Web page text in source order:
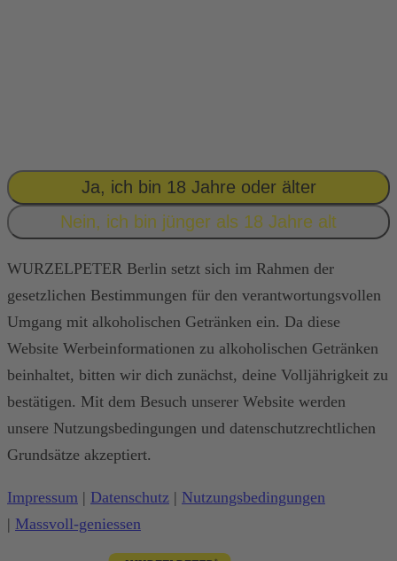
Ja, ich bin 18 Jahre oder älter
Nein, ich bin jünger als 18 Jahre alt
WURZELPETER Berlin setzt sich im Rahmen der
gesetzlichen Bestimmungen für den verantwortungsvollen
Umgang mit alkoholischen Getränken ein. Da diese
Website Werbeinformationen zu alkoholischen Getränken
beinhaltet, bitten wir dich zunächst, deine Volljährigkeit zu
bestätigen. Mit dem Besuch unserer Website werden
unsere Nutzungsbedingungen und datenschutzrechtlichen
Grundsätze akzeptiert.
Impressum | Datenschutz | Nutzungsbedingungen
| Massvoll-geniessen